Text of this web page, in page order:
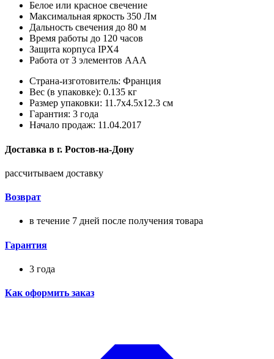
Белое или красное свечение
Максимальная яркость 350 Лм
Дальность свечения до 80 м
Время работы до 120 часов
Защита корпуса IPX4
Работа от 3 элементов ААА
Страна-изготовитель: Франция
Вес (в упаковке): 0.135 кг
Размер упаковки: 11.7x4.5x12.3 см
Гарантия: 3 года
Начало продаж: 11.04.2017
Доставка в г. Ростов-на-Дону
рассчитываем доставку
Возврат
в течение 7 дней после получения товара
Гарантия
3 года
Как оформить заказ